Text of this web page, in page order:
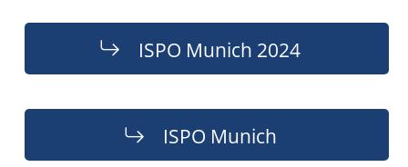
ISPO Munich 2024
ISPO Munich